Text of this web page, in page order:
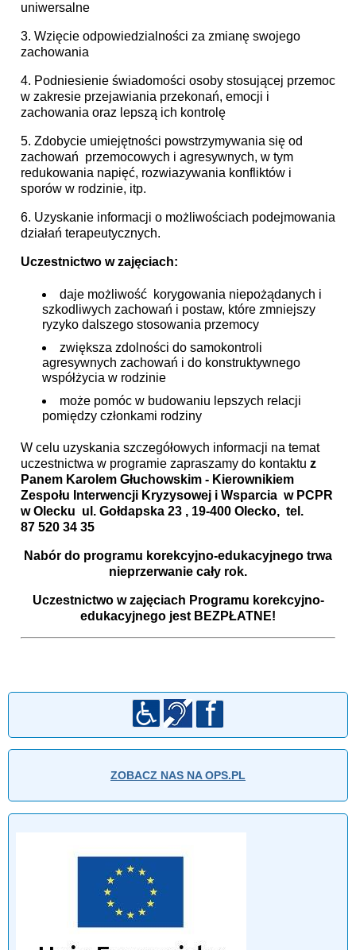
uniwersalne
3. Wzięcie odpowiedzialności za zmianę swojego
zachowania
4. Podniesienie świadomości osoby stosującej przemoc
w zakresie przejawiania przekonań, emocji i
zachowania oraz lepszą ich kontrolę
5. Zdobycie umiejętności powstrzymywania się od
zachowań przemocowych i agresywnych, w tym
redukowania napięć, rozwiazywania konfliktów i
sporów w rodzinie, itp.
6. Uzyskanie informacji o możliwościach podejmowania
działań terapeutycznych.
Uczestnictwo w zajęciach:
daje możliwość korygowania niepożądanych i
szkodliwych zachowań i postaw, które zmniejszy
ryzyko dalszego stosowania przemocy
zwiększa zdolności do samokontroli
agresywnych zachowań i do konstruktywnego
współżycia w rodzinie
może pomóc w budowaniu lepszych relacji
pomiędzy członkami rodziny
W celu uzyskania szczegółowych informacji na temat
uczestnictwa w programie zapraszamy do kontaktu z
Panem Karolem Głuchowskim - Kierownikiem
Zespołu Interwencji Kryzysowej i Wsparcia w PCPR
w Olecku ul. Gołdapska 23 , 19-400 Olecko, tel.
87 520 34 35
Nabór do programu korekcyjno-edukacyjnego trwa
nieprzerwanie cały rok.
Uczestnictwo w zajęciach Programu korekcyjno-
edukacyjnego jest BEZPŁATNE!
ZOBACZ NAS NA OPS.PL